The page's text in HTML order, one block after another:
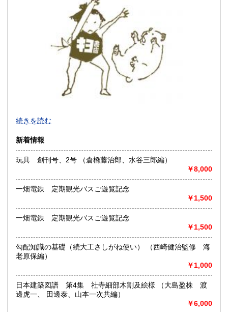
600円 大分県
600円 鹿児島県
600円
最寄駅：名古屋市営地下鉄鶴舞線
営業時間：12:00～18:00
定休日：火曜日定休(仕入れのため不定休となる場合がござい
書籍の買取について
美術関係、建築関係資料等扱っております。
また、江戸期からの古地図、刷り物など、視覚的に当時の様
店頭へのお持ち込み、宅配便でのご送付のいずれも承りま
す。
どうぞお気軽にご相談ください。
取り扱い分野
歴史、社会科学、自然科学、美術工芸、国語国文、古典籍、
近代文献、趣味、サブカルチャー、古書一般（その他）
続きを読む
新着情報
玩具 創刊号、2号 （倉橋藤治郎、水谷三郎編）
￥8,000
一畑電鉄 定期観光バスご遊覧記念
￥1,500
一畑電鉄 定期観光バスご遊覧記念
￥1,500
勾配知識の基礎（続大工さしがね使い） （西崎健治監修 海
老原保編）
￥1,000
日本建築図譜 第4集 社寺細部木割及絵様 （大島盈株 渡
邊虎一、 田邊泰、山本一次共編）
￥6,000